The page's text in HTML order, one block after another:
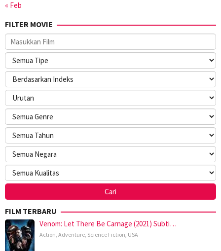
« Feb
FILTER MOVIE
FILM TERBARU
Venom: Let There Be Carnage (2021) Subti…
Action, Adventure, Science Fiction, USA